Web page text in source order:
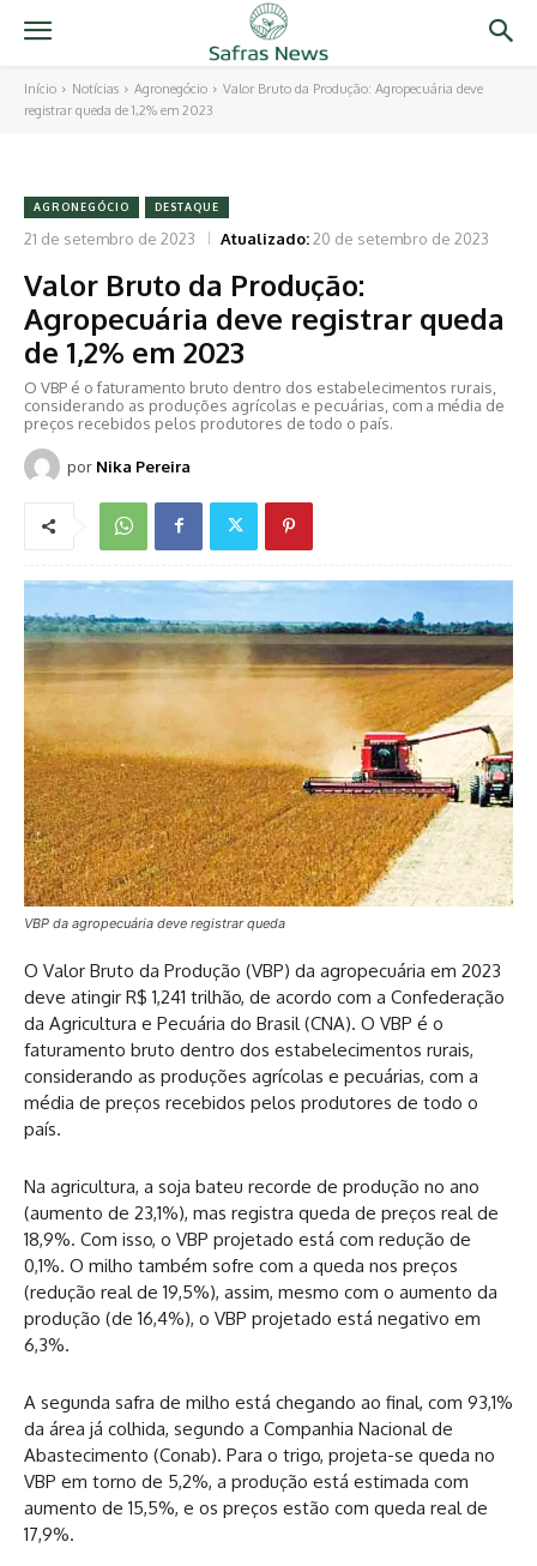
Início Notícias Agronegócio
Valor Bruto da Produção: Agropecuária deve
registrar queda de 1,2% em 2023
AGRONEGÓCIO DESTAQUE
21 de setembro de 2023 Atualizado:20 de setembro de 2023
Valor Bruto da Produção:
Agropecuária deve registrar queda
de 1,2% em 2023
O VBP é o faturamento bruto dentro dos estabelecimentos rurais,
considerando as produções agrícolas e pecuárias, com a média de
preços recebidos pelos produtores de todo o país.
por Nika Pereira
VBP da agropecuária deve registrar queda
O Valor Bruto da Produção (VBP) da agropecuária em 2023
deve atingir R$ 1,241 trilhão, de acordo com a Confederação
da Agricultura e Pecuária do Brasil (CNA). O VBP é o
faturamento bruto dentro dos estabelecimentos rurais,
considerando as produções agrícolas e pecuárias, com a
média de preços recebidos pelos produtores de todo o
país.
Na agricultura, a soja bateu recorde de produção no ano
(aumento de 23,1%), mas registra queda de preços real de
18,9%. Com isso, o VBP projetado está com redução de
0,1%. O milho também sofre com a queda nos preços
(redução real de 19,5%), assim, mesmo com o aumento da
produção (de 16,4%), o VBP projetado está negativo em
6,3%.
A segunda safra de milho está chegando ao final, com 93,1%
da área já colhida, segundo a Companhia Nacional de
Abastecimento (Conab). Para o trigo, projeta-se queda no
VBP em torno de 5,2%, a produção está estimada com
aumento de 15,5%, e os preços estão com queda real de
17,9%.